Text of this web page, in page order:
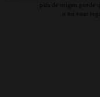
país de origen puede
o no estar